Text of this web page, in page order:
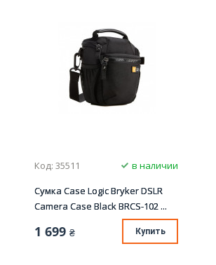
Код: 35511
в наличии
Сумка Case Logic Bryker DSLR
Camera Case Black BRCS-102 ...
1 699 ₴ Купить